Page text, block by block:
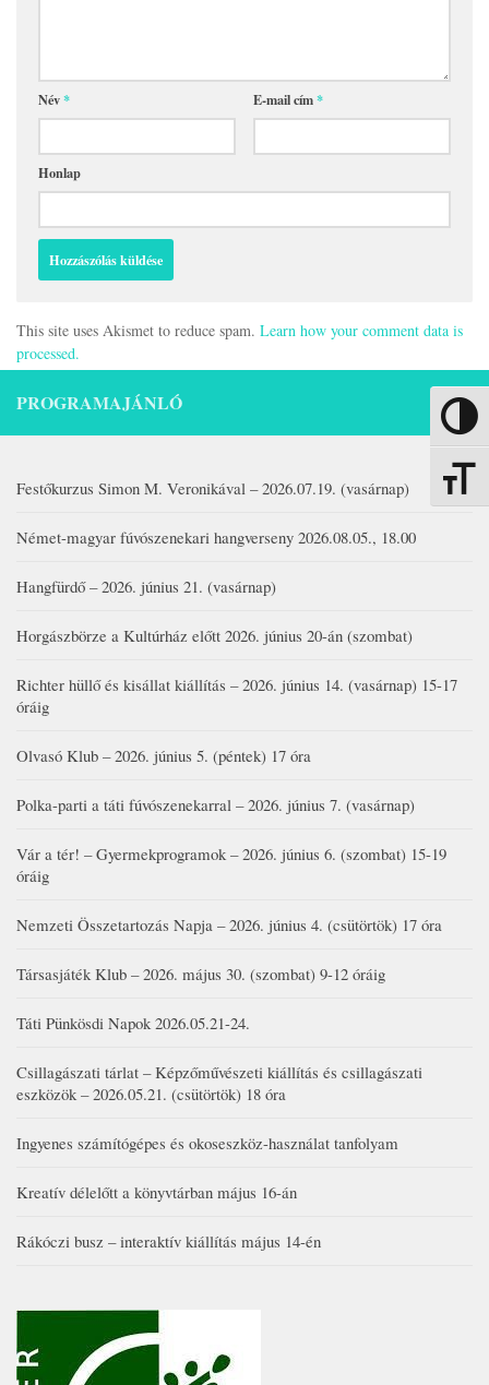
Nagy
Név* E-mail cím*
Honlap
This site uses Akismet to reduce spam. Learn how your comment data is
processed.
PROGRAMAJÁNLÓ
Festőkurzus Simon M. Veronikával – 2026.07.19. (vasárnap)
Német-magyar fúvószenekari hangverseny 2026.08.05., 18.00
Hangfürdő – 2026. június 21. (vasárnap)
Horgászbörze a Kultúrház előtt 2026. június 20-án (szombat)
Richter hüllő és kisállat kiállítás – 2026. június 14. (vasárnap) 15-17
óráig
Olvasó Klub – 2026. június 5. (péntek) 17 óra
Polka-parti a táti fúvószenekarral – 2026. június 7. (vasárnap)
Vár a tér! – Gyermekprogramok – 2026. június 6. (szombat) 15-19
óráig
Nemzeti Összetartozás Napja – 2026. június 4. (csütörtök) 17 óra
Társasjáték Klub – 2026. május 30. (szombat) 9-12 óráig
Táti Pünkösdi Napok 2026.05.21-24.
Csillagászati tárlat – Képzőművészeti kiállítás és csillagászati
eszközök – 2026.05.21. (csütörtök) 18 óra
Ingyenes számítógépes és okoseszköz-használat tanfolyam
Kreatív délelőtt a könyvtárban május 16-án
Rákóczi busz – interaktív kiállítás május 14-én